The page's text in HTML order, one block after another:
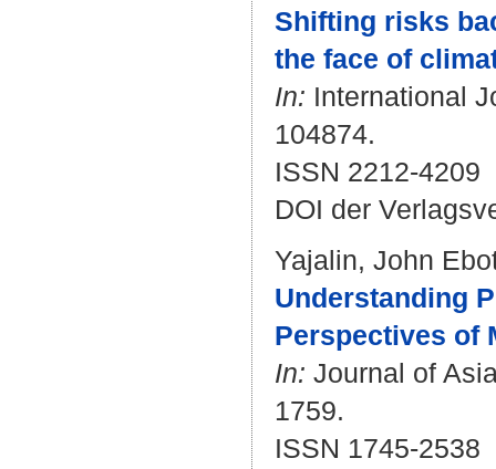
Shifting risks
the face of
In: International
104874.
ISSN 2212-4209
DOI der
Yajalin, John
Understanding
Perspectives of
In: Journal of
1759.
ISSN 1745-2538